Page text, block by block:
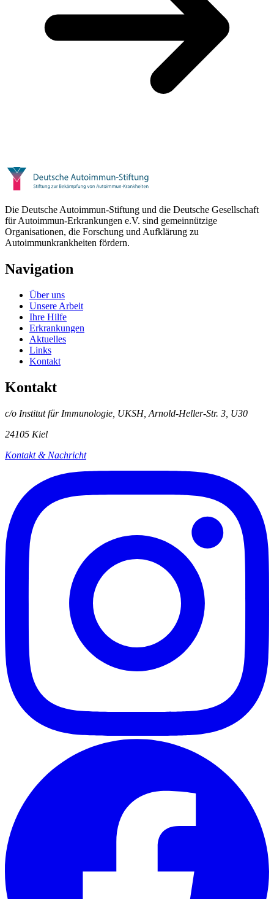
Die Deutsche Autoimmun-Stiftung und die Deutsche Gesellschaft
für Autoimmun-Erkrankungen e.V. sind gemeinnützige
Organisationen, die Forschung und Aufklärung zu
Autoimmunkrankheiten fördern.
Navigation
Über uns
Unsere Arbeit
Ihre Hilfe
Erkrankungen
Aktuelles
Links
Kontakt
Kontakt
c/o Institut für Immunologie, UKSH, Arnold-Heller-Str. 3, U30
24105 Kiel
Kontakt & Nachricht